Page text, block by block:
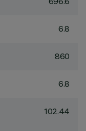
6.8
860
6.8
102.44